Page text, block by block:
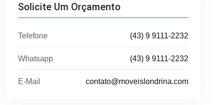
Solicite Um Orçamento
Telefone (43) 9 9111-2232
Whatsapp (43) 9 9111-2232
E-Mail contato@moveislondrina.com